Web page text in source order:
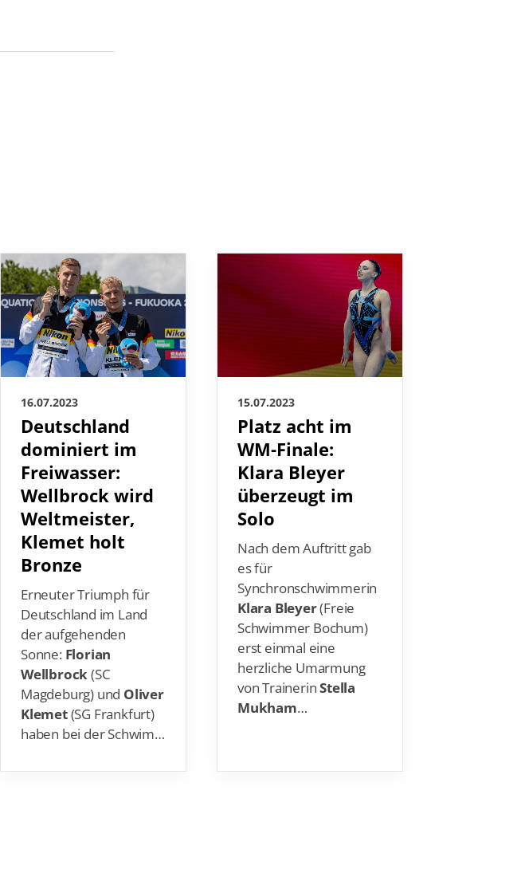
16.07.2023
Deutschland
dominiert im
Freiwasser:
Wellbrock wird
Weltmeister,
Klemet holt
Bronze
Erneuter Triumph für
Deutschland im Land
der aufgehenden
Sonne: Florian
Wellbrock(SC
Magdeburg) undOliver
Klemet(SG Frankfurt)
haben bei der Schwim…
15.07.2023
Platz acht im
WM-Finale:
Klara Bleyer
überzeugt im
Solo
Nach dem Auftritt gab
es für
Synchronschwimmerin
Klara Bleyer(Freie
Schwimmer Bochum)
erst einmal eine
herzliche Umarmung
von TrainerinStella
Mukham…